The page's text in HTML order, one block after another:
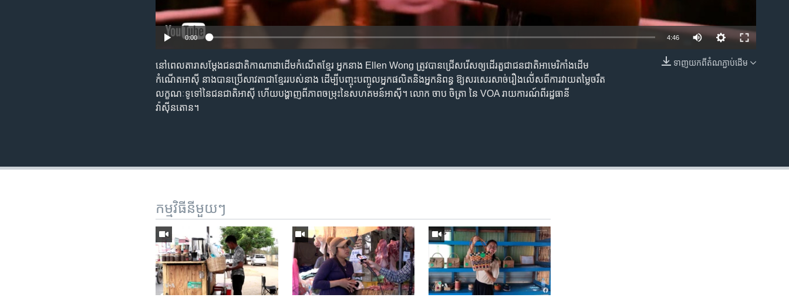
EMBED
0:00 4:46
ទាញ​យក​ពី​តំណភ្ជាប់​ដើម
នៅ​ពេល​តារា​សម្តែង​ជនជាតិ​កាណាដា​ដើម​កំណើត​ខ្មែរ អ្នកនាង Ellen Wong ត្រូវ​បាន​ជ្រើសរើស​ឲ្យ​ដើរ​តួ​ជា​ជនជាតិ​អាមេរិកាំង​ដើម​
កំណើត​អាស៊ី នាង​បាន​ប្រើ​សាវតា​ជា​ខ្មែរ​របស់នាង ដើម្បី​បញ្ចុះបញ្ចូល​អ្នក​ផលិត​និង​អ្នក​និពន្ធ​ ឱ្យ​សរសេរ​សាច់រឿង​លើ់ស​ពីការ​វាយ​តម្លៃ​​ចរឹត​
លក្ខណៈ​ទូទៅ​នៃ​ជនជាតិ​អាស៊ី ហើយ​បង្ហាញ​ពី​ភាព​ចម្រុះ​នៃ​សហគមន៍​អាស៊ី។ លោក ចាប ចិត្រា នៃ VOA រាយការណ៍​ពី​រដ្ឋធានី​
វ៉ាស៊ីនតោន។
កម្មវិធី​នីមួយៗ